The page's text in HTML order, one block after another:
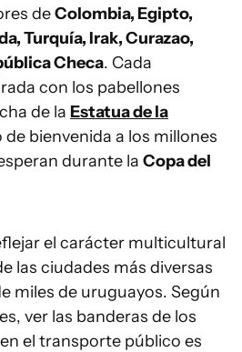
deColombia, Egipto,
Turquía, Irak, Curazao,
Checa. Cada
con los pabellones
de la Estatua de la
de bienvenida a los millones
durante la Copa del
el carácter multicultural
las ciudades más diversas
miles de uruguayos. Según
ver las banderas de los
el transporte público es